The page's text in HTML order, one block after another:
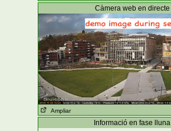
Càmera web en directe
Ampliar
Informació en fase lluna